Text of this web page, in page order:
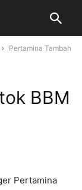
Pertamina Tambah
BBM
Pertamina